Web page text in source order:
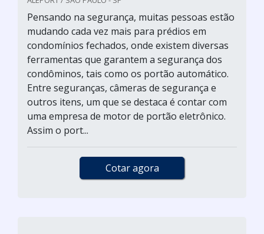
Pensando na segurança, muitas pessoas estão
mudando cada vez mais para prédios em
condomínios fechados, onde existem diversas
ferramentas que garantem a segurança dos
condôminos, tais como os portão automático.
Entre seguranças, câmeras de segurança e
outros itens, um que se destaca é contar com
uma empresa de motor de portão eletrônico.
Assim o port...
Cotar agora